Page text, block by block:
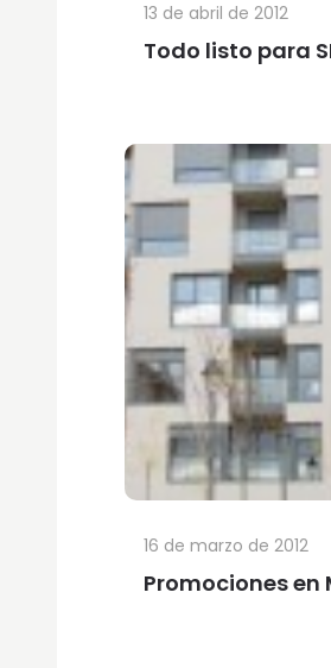
Todo listo para
13 de abril de 2012
Promociones en
16 de marzo de 2012